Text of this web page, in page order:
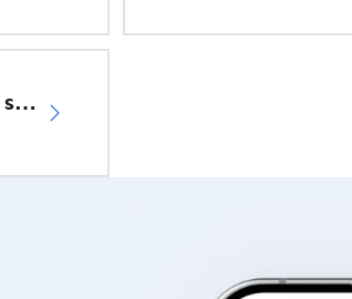
Szybki przewodnik startowy